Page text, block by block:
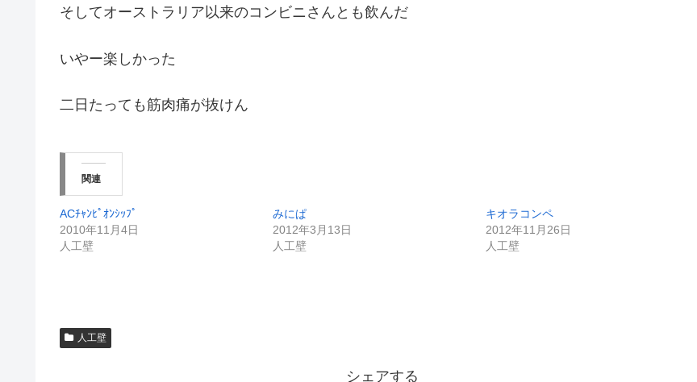
そしてオーストラリア以来のコンビニさんとも飲んだ
いやー楽しかった
二日たっても筋肉痛が抜けん
関連
ACﾁｬﾝﾋﾟｵﾝｼｯﾌﾟ
2010年11月4日
人工壁
みにぱ
2012年3月13日
人工壁
キオラコンペ
2012年11月26日
人工壁
人工壁
シェアする